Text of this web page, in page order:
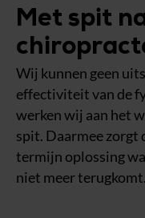
Met spit
Wij kunnen geen
effectiviteit van de
werken wij aan het
spit. Daarmee zorgt
termijn oplossing
niet meer terugkomt.